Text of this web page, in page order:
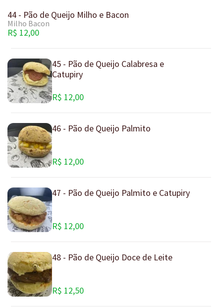
44 - Pão de Queijo Milho e Bacon
Milho Bacon
R$ 12,00
45 - Pão de Queijo Calabresa e
Catupiry
R$ 12,00
46 - Pão de Queijo Palmito
R$ 12,00
47 - Pão de Queijo Palmito e Catupiry
R$ 12,00
48 - Pão de Queijo Doce de Leite
R$ 12,50